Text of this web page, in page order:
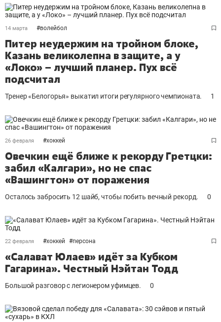
14 марта #волейбол
Питер неудержим на тройном блоке,
Казань великолепна в защите, а у
«Локо» – лучший планер. Пух всё
подсчитал
Тренер «Белогорья» выкатил итоги регулярного чемпионата. 1
26 февраля #хоккей
Овечкин ещё ближе к рекорду Гретцки:
забил «Калгари», но не спас
«Вашингтон» от поражения
Осталось забросить 12 шайб, чтобы побить вечный рекорд. 0
22 февраля #хоккей #персона
«Салават Юлаев» идёт за Кубком
Гагарина». Честный Нэйтан Тодд
Большой разговор с легионером уфимцев. 0